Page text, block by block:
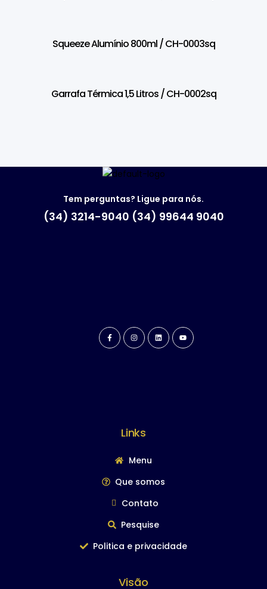
Squeeze Alumínio 800ml / CH-0003sq
Garrafa Térmica 1,5 Litros / CH-0002sq
Tem perguntas? Ligue para nós.
(34) 3214-9040 (34) 99644 9040
Links
Menu
Que somos
Contato
Pesquise
Politica e privacidade
Visão